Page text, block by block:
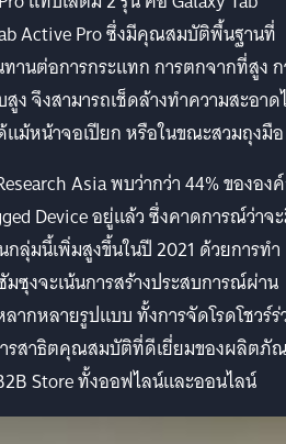
Active Pro ซึ่งมีคุณสมบัติพื้นฐานที่
านต่อการกระแทก การตกจากที่สูง
ง จึงสามารถเช็ดล้างทำความสะอาด
แม้หน้าจอเปียก หรือในขณะสวมถุงมือ
Asia พบว่ากว่า 44% ขององ
Device อยู่แล้ว ซึ่งคาดการณ์ว่าจ
ลุ่มนี้เพิ่มสูงขึ้นในปี 2021 ด้วยการทำ
ซุงจะเน้นการสร้างประสบการณ์ผ่าน
ากหลายรูปแบบ ทั้งการจัดโรดโชวร์ร่
ารสาธิตคุณสมบัติที่ดีเยี่ยมของผลิตภั
Store ทั้งออฟไลน์และออนไลน์